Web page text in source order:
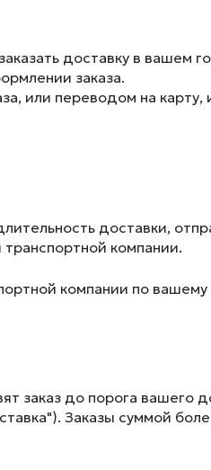
доставку в вашем
заказа.
или переводом на
доставки,
компании.
компании по
заказ до порога
Заказы суммой